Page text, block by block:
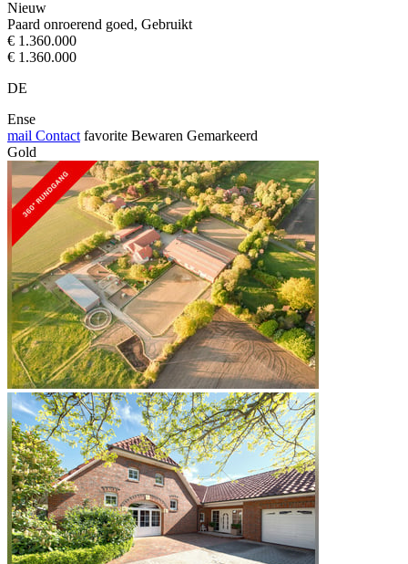
Nieuw
Paard onroerend goed, Gebruikt
€ 1.360.000
€ 1.360.000
DE
Ense
mail Contact favorite Bewaren Gemarkeerd
Gold